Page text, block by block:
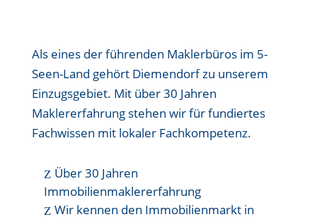
Als eines der führenden Maklerbüros im 5-
Seen-Land gehört Diemendorf zu unserem
Einzugsgebiet. Mit über 30 Jahren
Maklererfahrung stehen wir für fundiertes
Fachwissen mit lokaler Fachkompetenz.
Über 30 Jahren
Immobilienmaklererfahrung
Wir kennen den Immobilienmarkt in